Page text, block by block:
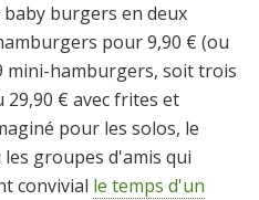
burgers en deux
pour 9,90 € (ou
mini-hamburgers, soit trois
29,90 € avec frites et
pour les solos, le
groupes d'amis qui
convivial le temps d'un